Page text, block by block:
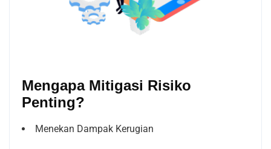
Mengapa Mitigasi Risiko
Penting?
Menekan Dampak Kerugian